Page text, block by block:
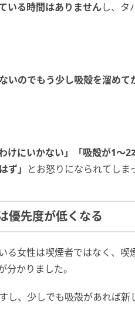
いる時間はありませんし、タ
いのでもう少し吸殻を溜めて
けにいかない」「吸殻が1～
ず」 とお怒りになられてしま
優先度が低くなる
る女性は喫煙者ではなく、喫
かりました。
し、少しでも吸殻があれば新